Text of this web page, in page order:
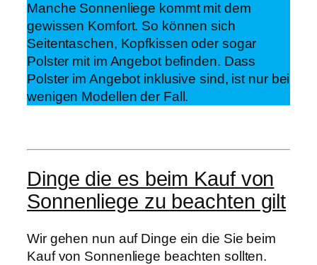
Manche Sonnenliege kommt mit dem
gewissen Komfort. So können sich
Seitentaschen, Kopfkissen oder sogar
Polster mit im Angebot befinden. Dass
Polster im Angebot inklusive sind, ist nur bei
wenigen Modellen der Fall.
Dinge die es beim Kauf von
Sonnenliege zu beachten gilt
Wir gehen nun auf Dinge ein die Sie beim
Kauf von Sonnenliege beachten sollten.